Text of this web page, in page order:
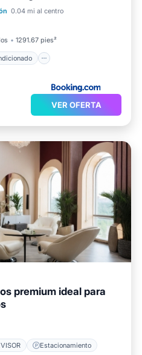
0.04 mi al centro
1291.67 pies²
Aire acondicionado
niños
VER OFERTA
premium ideal para
Estacionamiento